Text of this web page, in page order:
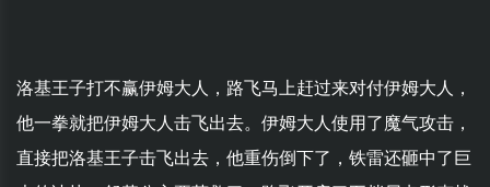
洛基王子打不赢伊姆大人，路飞马上赶过来对付伊姆大人，
他一拳就把伊姆大人击飞出去。伊姆大人使用了魔气攻击，
直接把洛基王子击飞出去，他重伤倒下了，铁雷还砸中了巨